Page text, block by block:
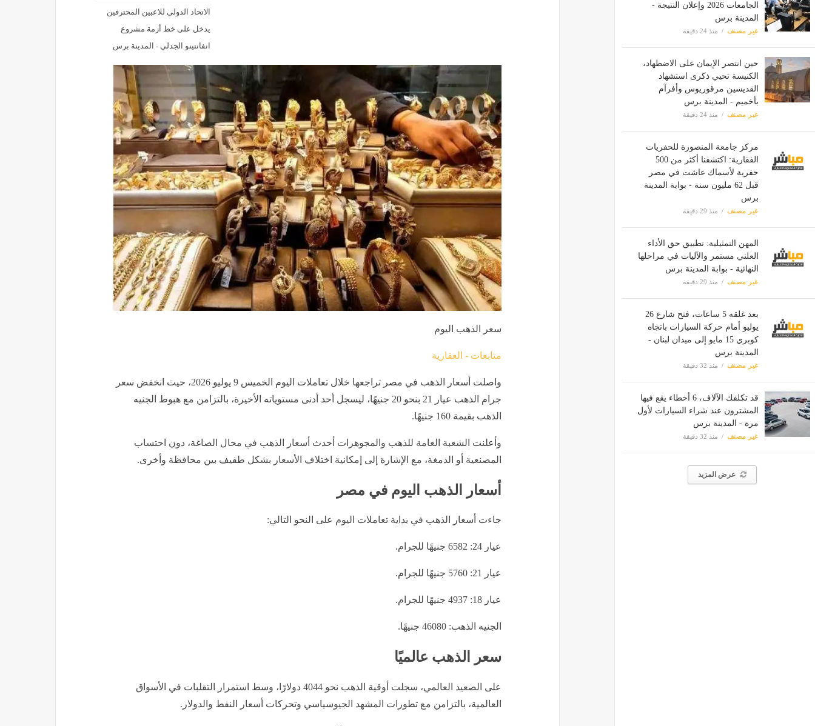
الجامعات 2026 وإعلان النتيجة -
المدينة برس
غير مصنف منذ 24 دقيقة
حين انتصر الإيمان على الاضطهاد،
الكنيسة تحيي ذكرى استشهاد
القديسين مرقوريوس وأفرآم
بأخميم - المدينة برس
غير مصنف منذ 24 دقيقة
مركز جامعة المنصورة للحفريات
الفقارية: اكتشفنا أكثر من 500
حفرية لأسماك عاشت في مصر
قبل 62 مليون سنة - بوابة المدينة
برس
غير مصنف منذ 29 دقيقة
المهن التمثيلية: تطبيق حق الأداء
العلني مستمر والآليات في مراحلها
النهائية - بوابة المدينة برس
غير مصنف منذ 29 دقيقة
بعد غلقه 5 ساعات، فتح شارع 26
يوليو أمام حركة السيارات باتجاه
كوبري 15 مايو إلى ميدان لبنان -
المدينة برس
غير مصنف منذ 32 دقيقة
قد تكلفك الآلاف، 6 أخطاء يقع فيها
المشترون عند شراء السيارات لأول
مرة - المدينة برس
غير مصنف منذ 32 دقيقة
عرض المزيد
الاتحاد الدولي للاعبين المحترفين
يدخل على خط أزمة مشروع
انفانتينو الجدلي - المدينة برس
سعر الذهب اليوم
متابعات - العقارية
واصلت أسعار الذهب في مصر تراجعها خلال تعاملات اليوم الخميس 9 يوليو 2026، حيث انخفض سعر
جرام الذهب عيار 21 بنحو 20 جنيهًا، ليسجل أحد أدنى مستوياته الأخيرة، بالتزامن مع هبوط الجنيه
الذهب بقيمة 160 جنيهًا.
وأعلنت الشعبة العامة للذهب والمجوهرات أحدث أسعار الذهب في محال الصاغة، دون احتساب
المصنعية أو الدمغة، مع الإشارة إلى إمكانية اختلاف الأسعار بشكل طفيف بين محافظة وأخرى.
أسعار الذهب اليوم في مصر
جاءت أسعار الذهب في بداية تعاملات اليوم على النحو التالي:
عيار 24: 6582 جنيهًا للجرام.
عيار 21: 5760 جنيهًا للجرام.
عيار 18: 4937 جنيهًا للجرام.
الجنيه الذهب: 46080 جنيهًا.
سعر الذهب عالميًا
على الصعيد العالمي، سجلت أوقية الذهب نحو 4044 دولارًا، وسط استمرار التقلبات في الأسواق
العالمية، بالتزامن مع تطورات المشهد الجيوسياسي وتحركات أسعار النفط والدولار.